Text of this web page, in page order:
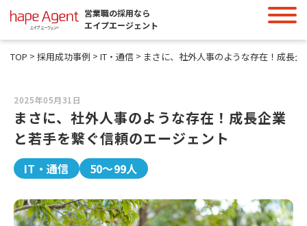
営業職の採用なら
エイプエージェント
TOP > 採用成功事例 > IT・通信 >
2025年05月31日
まさに、社外人事のような存在！成長企業
と若手を繋ぐ信頼のエージェント
IT・通信 50～99人